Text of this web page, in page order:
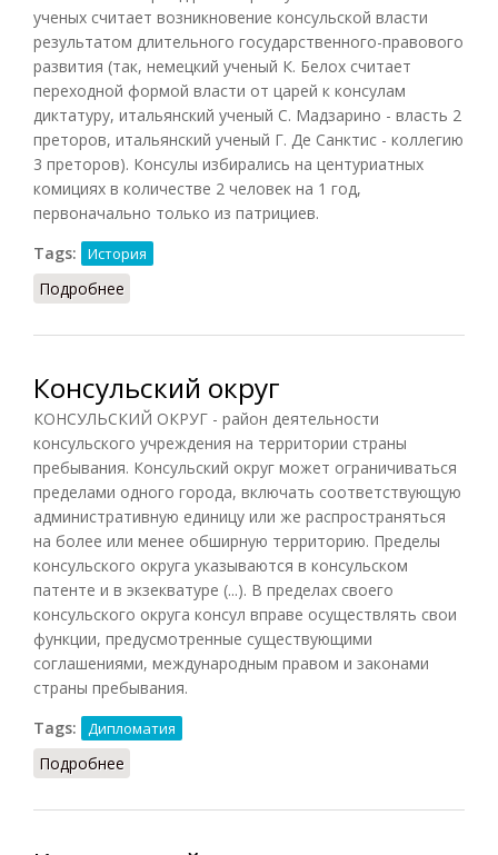
ученых считает возникновение консульской власти
результатом длительного государственного-правового
развития (так, немецкий ученый К. Белох считает
переходной формой власти от царей к консулам
диктатуру, итальянский ученый С. Мадзарино - власть 2
преторов, итальянский ученый Г. Де Санктис - коллегию
3 преторов). Консулы избирались на центуриатных
комициях в количестве 2 человек на 1 год,
первоначально только из патрициев.
Tags:
История
Подробнее
Консульский округ
КОНСУЛЬСКИЙ ОКРУГ - район деятельности
консульского учреждения на территории страны
пребывания. Консульский округ может ограничиваться
пределами одного города, включать соответствующую
административную единицу или же распространяться
на более или менее обширную территорию. Пределы
консульского округа указываются в консульском
патенте и в экзекватуре (...). В пределах своего
консульского округа консул вправе осуществлять свои
функции, предусмотренные существующими
соглашениями, международным правом и законами
страны пребывания.
Tags:
Дипломатия
Подробнее